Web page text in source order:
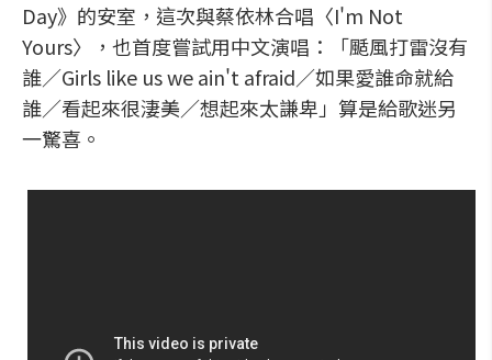
Day》的安室，這次與蔡依林合唱〈I'm Not
Yours〉，也首度嘗試用中文演唱：「颳風打雷沒有
誰／Girls like us we ain't afraid／如果愛誰命就給
誰／看起來很淒美／想起來太謙卑」算是給歌迷另
一驚喜。